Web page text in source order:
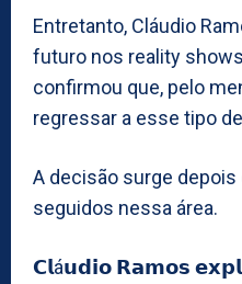
Entretanto, Cláudio
futuro nos reality
confirmou que, pelo
regressar a esse tipo
A decisão surge
seguidos nessa área.
𝗖𝗹á𝘂𝗱𝗶𝗼 𝗥𝗮𝗺𝗼𝘀